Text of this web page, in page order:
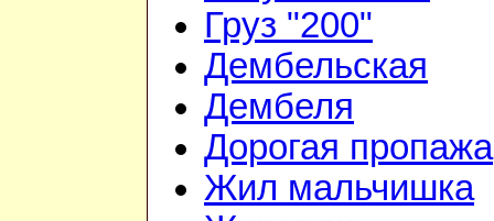
Груз "200"
Дембельская
Дембеля
Дорогая пропажа
Жил мальчишка